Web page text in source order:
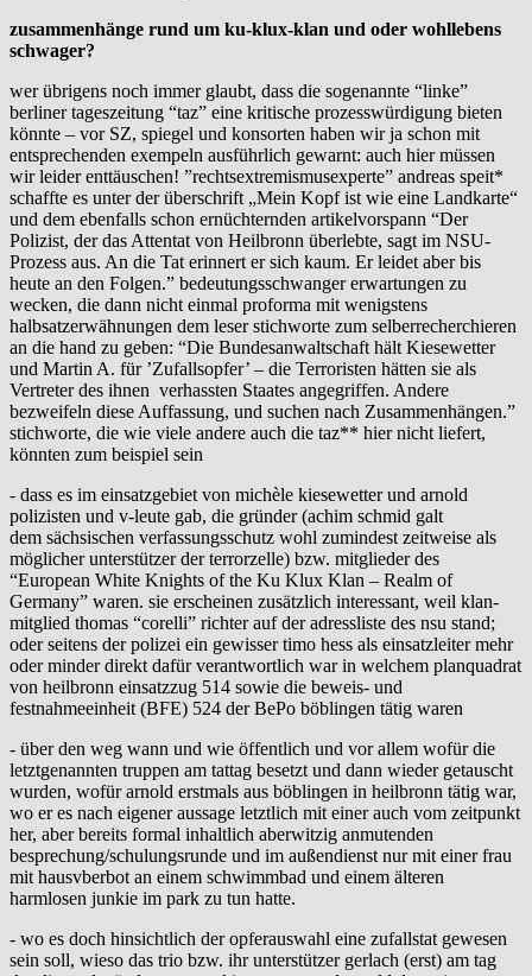
zusammenhänge rund um ku-klux-klan und oder wohllebens
schwager?
wer übrigens noch immer glaubt, dass die sogenannte “linke”
berliner tageszeitung “taz” eine kritische prozesswürdigung bieten
könnte – vor SZ, spiegel und konsorten haben wir ja schon mit
entsprechenden exempeln ausführlich gewarnt: auch hier müssen
wir leider enttäuschen! ”rechtsextremismusexperte” andreas speit*
schaffte es unter der überschrift „Mein Kopf ist wie eine Landkarte“
und dem ebenfalls schon ernüchternden artikelvorspann “Der
Polizist, der das Attentat von Heilbronn überlebte, sagt im NSU-
Prozess aus. An die Tat erinnert er sich kaum. Er leidet aber bis
heute an den Folgen.” bedeutungsschwanger erwartungen zu
wecken, die dann nicht einmal proforma mit wenigstens
halbsatzerwähnungen dem leser stichworte zum selberrecherchieren
an die hand zu geben: “Die Bundesanwaltschaft hält Kiesewetter
und Martin A. für ’Zufallsopfer’ – die Terroristen hätten sie als
Vertreter des ihnen verhassten Staates angegriffen. Andere
bezweifeln diese Auffassung, und suchen nach Zusammenhängen.”
stichworte, die wie viele andere auch die taz** hier nicht liefert,
könnten zum beispiel sein
- dass es im einsatzgebiet von michèle kiesewetter und arnold
polizisten und v-leute gab, die gründer (achim schmid galt
dem sächsischen verfassungsschutz wohl zumindest zeitweise als
möglicher unterstützer der terrorzelle) bzw. mitglieder des
“European White Knights of the Ku Klux Klan – Realm of
Germany” waren. sie erscheinen zusätzlich interessant, weil klan-
mitglied thomas “corelli” richter auf der adressliste des nsu stand;
oder seitens der polizei ein gewisser timo hess als einsatzleiter mehr
oder minder direkt dafür verantwortlich war in welchem planquadrat
von heilbronn einsatzzug 514 sowie die beweis- und
festnahmeeinheit (BFE) 524 der BePo böblingen tätig waren
- über den weg wann und wie öffentlich und vor allem wofür die
letztgenannten truppen am tattag besetzt und dann wieder getauscht
wurden, wofür arnold erstmals aus böblingen in heilbronn tätig war,
wo er es nach eigener aussage letztlich mit einer auch vom zeitpunkt
her, aber bereits formal inhaltlich aberwitzig anmutenden
besprechung/schulungsrunde und im außendienst nur mit einer frau
mit hausvberbot an einem schwimmbad und einem älteren
harmlosen junkie im park zu tun hatte.
- wo es doch hinsichtlich der opferauswahl eine zufallstat gewesen
sein soll, wieso das trio bzw. ihr unterstützer gerlach (erst) am tag